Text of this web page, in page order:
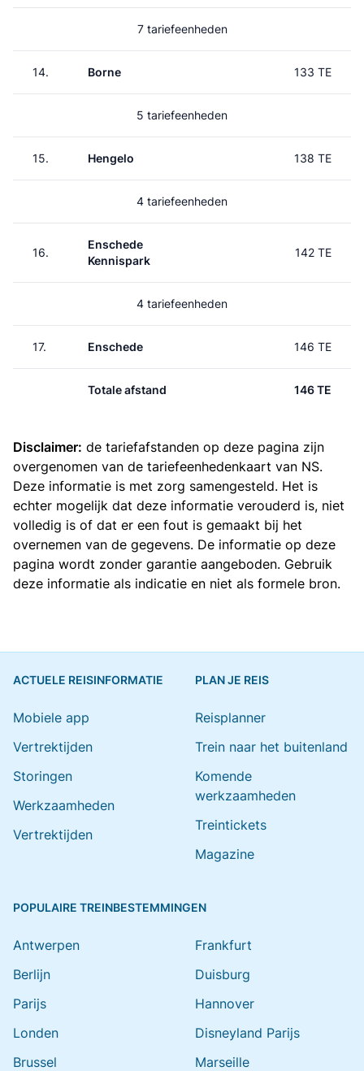
7 tariefeenheden
14. Borne 133 TE
5 tariefeenheden
15. Hengelo 138 TE
4 tariefeenheden
16.
Enschede
Kennispark
142 TE
4 tariefeenheden
17. Enschede 146 TE
Totale afstand 146 TE
Disclaimer: de tariefafstanden op deze pagina zijn
overgenomen van de tariefeenhedenkaart van NS.
Deze informatie is met zorg samengesteld. Het is
echter mogelijk dat deze informatie verouderd is, niet
volledig is of dat er een fout is gemaakt bij het
overnemen van de gegevens. De informatie op deze
pagina wordt zonder garantie aangeboden. Gebruik
deze informatie als indicatie en niet als formele bron.
ACTUELE REISINFORMATIE
Mobiele app
Vertrektijden
Storingen
Werkzaamheden
Vertrektijden
PLAN JE REIS
Reisplanner
Trein naar het buitenland
Komende
werkzaamheden
Treintickets
Magazine
POPULAIRE TREINBESTEMMINGEN
Antwerpen
Berlijn
Parijs
Londen
Brussel
Frankfurt
Duisburg
Hannover
Disneyland Parijs
Marseille